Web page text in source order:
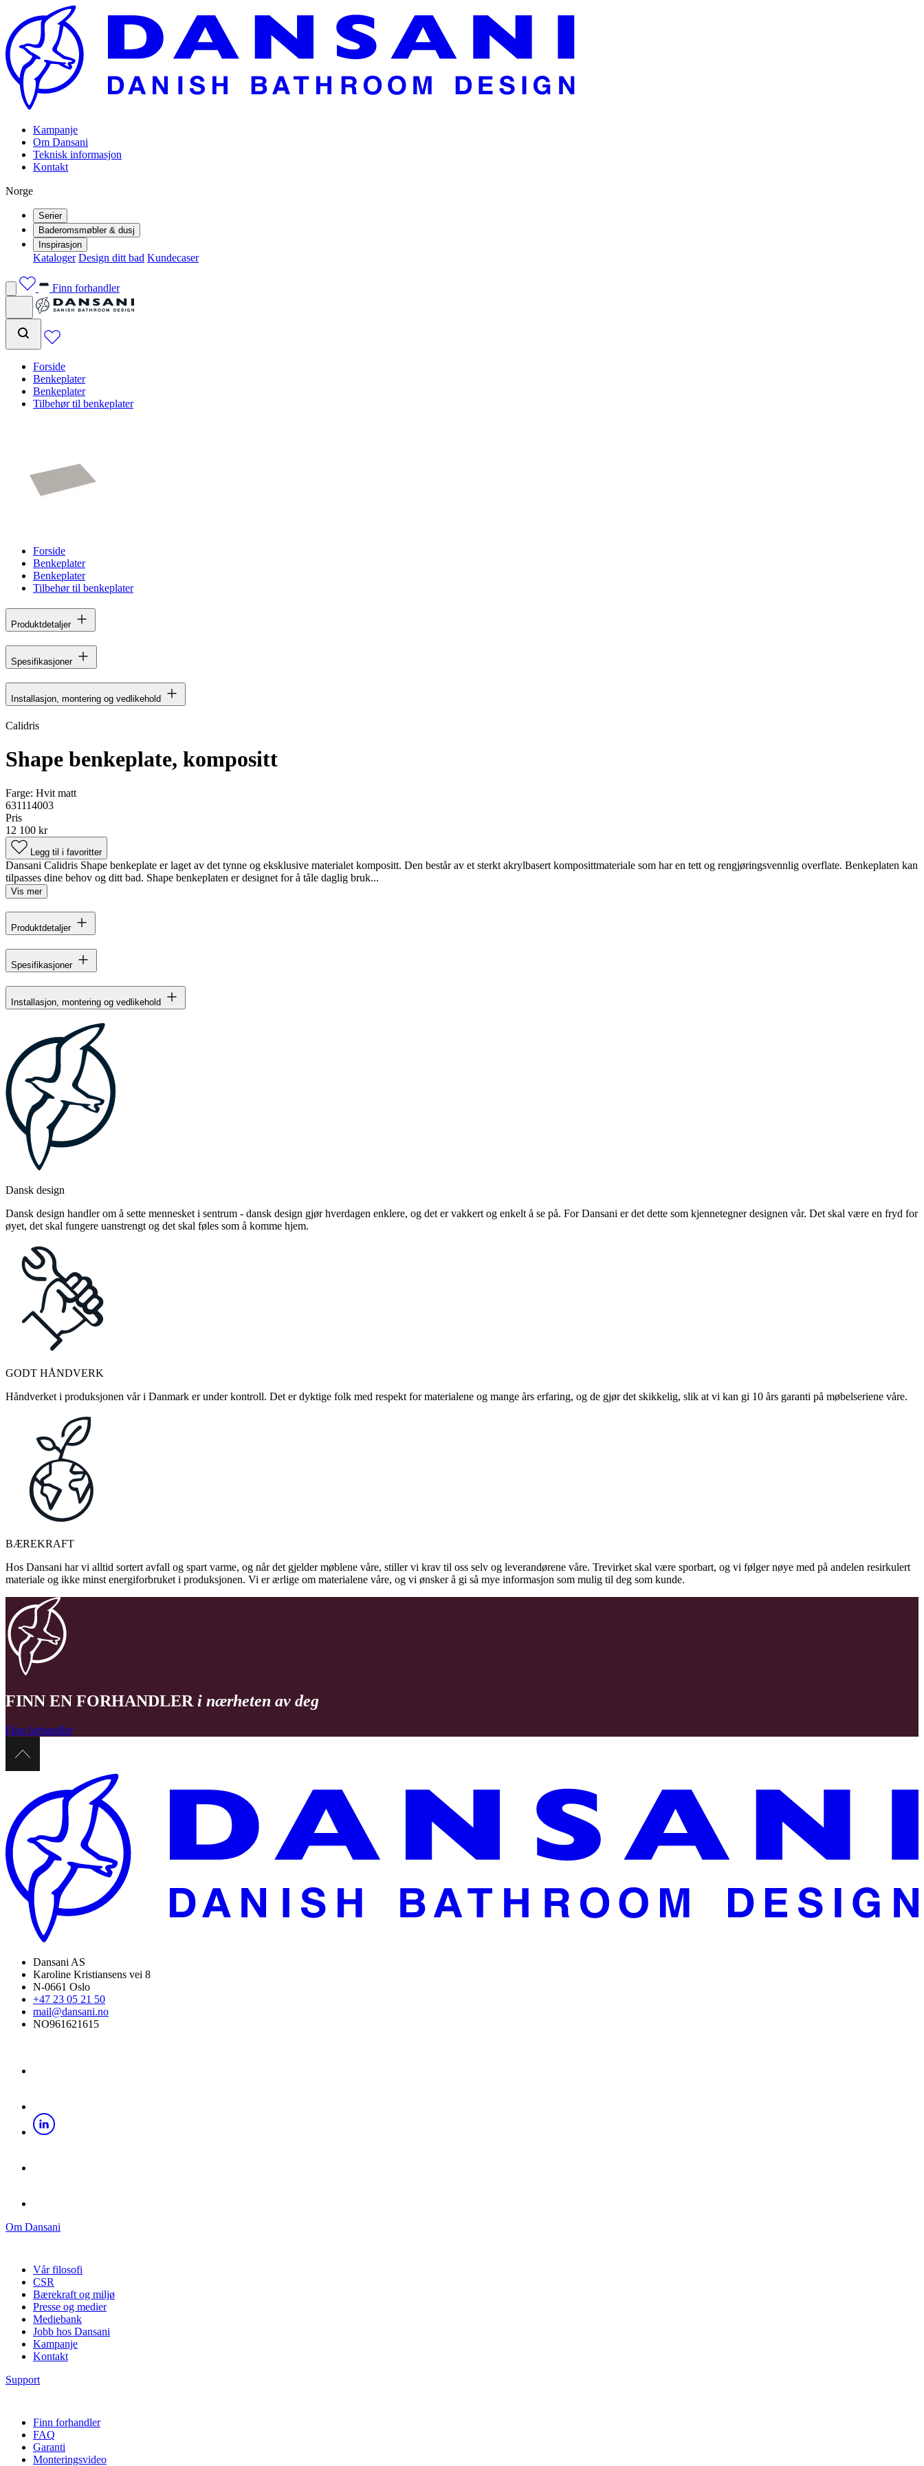
Kampanje
Om Dansani
Teknisk informasjon
Kontakt
Norge
Serier
Baderomsmøbler & dusj
Inspirasjon
Kataloger Design ditt bad Kundecaser
Finn forhandler
Forside
Benkeplater
Benkeplater
Tilbehør til benkeplater
Forside
Benkeplater
Benkeplater
Tilbehør til benkeplater
Produktdetaljer
Spesifikasjoner
Installasjon, montering og vedlikehold
Calidris
Shape benkeplate, kompositt
Farge: Hvit matt
631114003
Pris
12 100 kr
Legg til i favoritter
Dansani Calidris Shape benkeplate er laget av det tynne og eksklusive materialet kompositt. Den består av et sterkt akrylbasert komposittmateriale som har en tett og rengjøringsvennlig overflate. Benkeplaten kan
tilpasses dine behov og ditt bad. Shape benkeplaten er designet for å tåle daglig bruk...
Vis mer
Produktdetaljer
Spesifikasjoner
Installasjon, montering og vedlikehold
Dansk design
Dansk design handler om å sette mennesket i sentrum - dansk design gjør hverdagen enklere, og det er vakkert og enkelt å se på. For Dansani er det dette som kjennetegner designen vår. Det skal være en fryd for
øyet, det skal fungere uanstrengt og det skal føles som å komme hjem.
GODT HÅNDVERK
Håndverket i produksjonen vår i Danmark er under kontroll. Det er dyktige folk med respekt for materialene og mange års erfaring, og de gjør det skikkelig, slik at vi kan gi 10 års garanti på møbelseriene våre.
BÆREKRAFT
Hos Dansani har vi alltid sortert avfall og spart varme, og når det gjelder møblene våre, stiller vi krav til oss selv og leverandørene våre. Trevirket skal være sporbart, og vi følger nøye med på andelen resirkulert
materiale og ikke minst energiforbruket i produksjonen. Vi er ærlige om materialene våre, og vi ønsker å gi så mye informasjon som mulig til deg som kunde.
FINN EN FORHANDLER i nærheten av deg
Finn forhandler
Dansani AS
Karoline Kristiansens vei 8
N-0661 Oslo
+47 23 05 21 50
mail@dansani.no
NO961621615
Om Dansani
Vår filosofi
CSR
Bærekraft og miljø
Presse og medier
Mediebank
Jobb hos Dansani
Kampanje
Kontakt
Support
Finn forhandler
FAQ
Garanti
Monteringsvideo